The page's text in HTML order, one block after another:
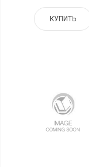
КУПИТЬ